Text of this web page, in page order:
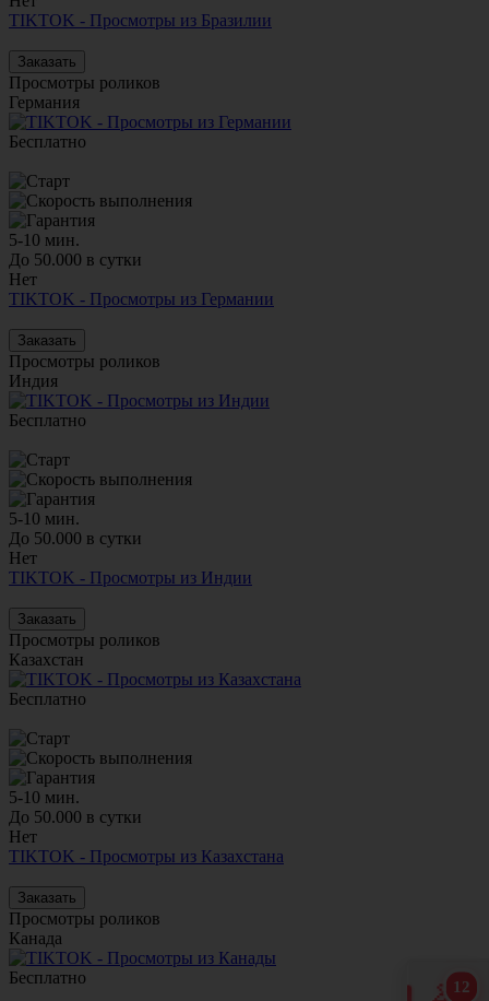
TIKTOK - Просмотры из Бразилии
Заказать
Просмотры роликов
Германия
Бесплатно
5-10 мин.
До 50.000 в сутки
Нет
TIKTOK - Просмотры из Германии
Заказать
Просмотры роликов
Индия
Бесплатно
5-10 мин.
До 50.000 в сутки
Нет
TIKTOK - Просмотры из Индии
Заказать
Просмотры роликов
Казахстан
Бесплатно
5-10 мин.
До 50.000 в сутки
Нет
TIKTOK - Просмотры из Казахстана
Заказать
Просмотры роликов
Канада
Бесплатно 12